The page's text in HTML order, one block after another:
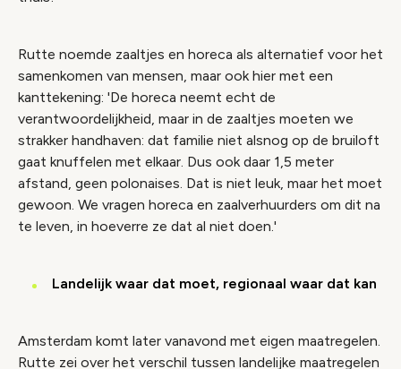
Rutte noemde zaaltjes en horeca als alternatief voor het
samenkomen van mensen, maar ook hier met een
kanttekening: 'De horeca neemt echt de
verantwoordelijkheid, maar in de zaaltjes moeten we
strakker handhaven: dat familie niet alsnog op de bruiloft
gaat knuffelen met elkaar. Dus ook daar 1,5 meter
afstand, geen polonaises. Dat is niet leuk, maar het moet
gewoon. We vragen horeca en zaalverhuurders om dit na
te leven, in hoeverre ze dat al niet doen.'
Landelijk waar dat moet, regionaal waar dat kan
Amsterdam komt later vanavond met eigen maatregelen.
Rutte zei over het verschil tussen landelijke maatregelen